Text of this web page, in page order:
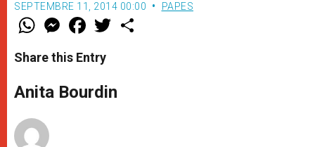
SEPTEMBRE 11, 2014 00:00 PAPES
W
t
s
p
p
M
e
s
e
g
e
F
a
e
b
o
k
w
r
Share this Entry
Anita Bourdin